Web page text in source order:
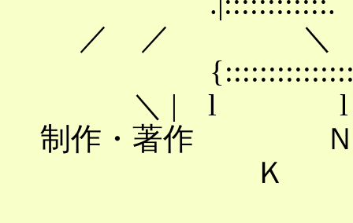
／ ／ ＼
＼ | l
制作・
Ｋ